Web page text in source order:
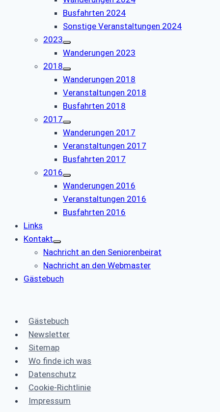
Busfahrten 2024
Sonstige Veranstaltungen 2024
2023
Wanderungen 2023
2018
Wanderungen 2018
Veranstaltungen 2018
Busfahrten 2018
2017
Wanderungen 2017
Veranstaltungen 2017
Busfahrten 2017
2016
Wanderungen 2016
Veranstaltungen 2016
Busfahrten 2016
Links
Kontakt
Nachricht an den Seniorenbeirat
Nachricht an den Webmaster
Gästebuch
Gästebuch
Newsletter
Sitemap
Wo finde ich was
Datenschutz
Cookie-Richtlinie
Impressum